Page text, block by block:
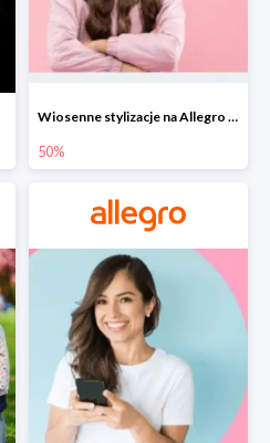
Wiosenne stylizacje na Allegro do -50%
50%